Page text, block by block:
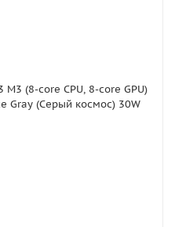
Gray (Серый космос) 30W